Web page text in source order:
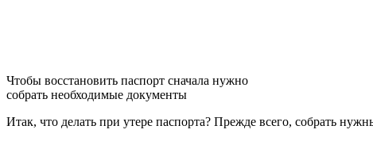
Чтобы восстановить паспорт сначала нужно
собрать необходимые документы
Итак, что делать при утере паспорта? Прежде всего, собрать